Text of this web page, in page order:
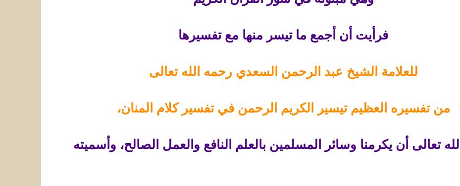
فرأيت أن أجمع ما تيسر منها مع تفسيرها
للعلامة الشيخ عبد الرحمن السعدي رحمه الله تعالى
من تفسيره العظيم تيسير الكريم الرحمن في تفسير كلام المنان،
تعالى أن يكرمنا وسائر المسلمين بالعلم النافع والعمل الصالح، وأسميته